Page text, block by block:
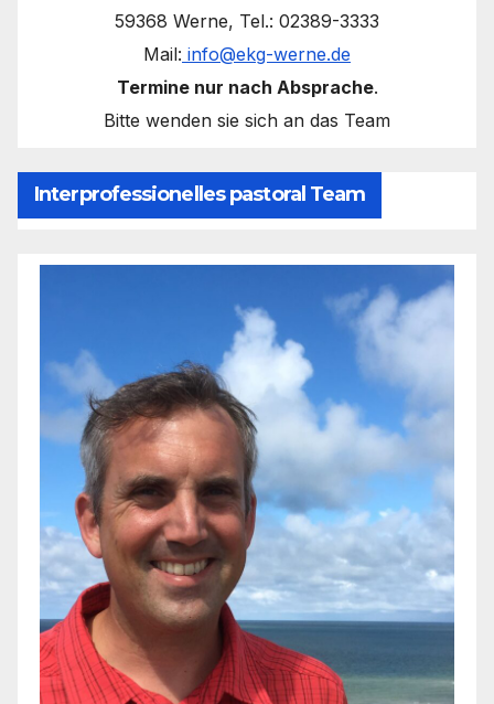
59368 Werne, Tel.: 02389-3333
Mail: info@ekg-werne.de
Termine nur nach Absprache.
Bitte wenden sie sich an das Team
Interprofessionelles pastoral Team